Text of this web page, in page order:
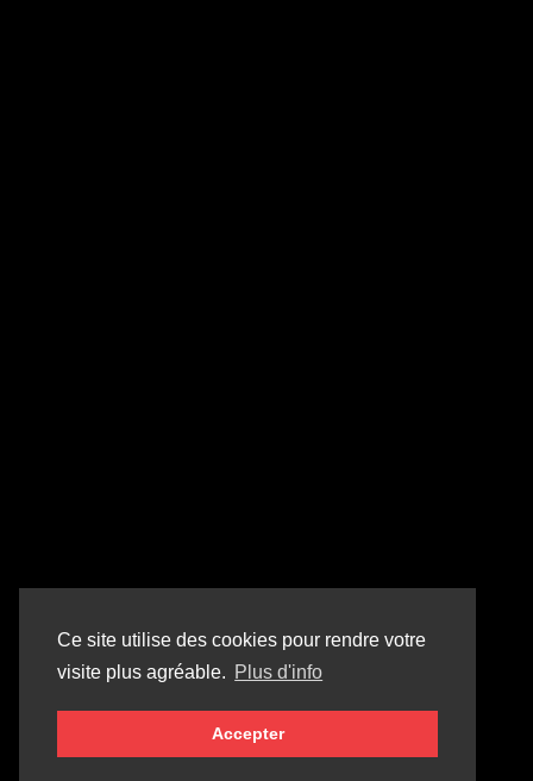
Ce site utilise des cookies pour rendre votre
visite plus agréable. Plus d'info
Accepter